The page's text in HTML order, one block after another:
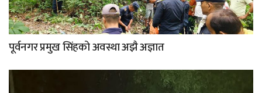
पूर्वनगर प्रमुख सिंहको अवस्था अझै अज्ञात